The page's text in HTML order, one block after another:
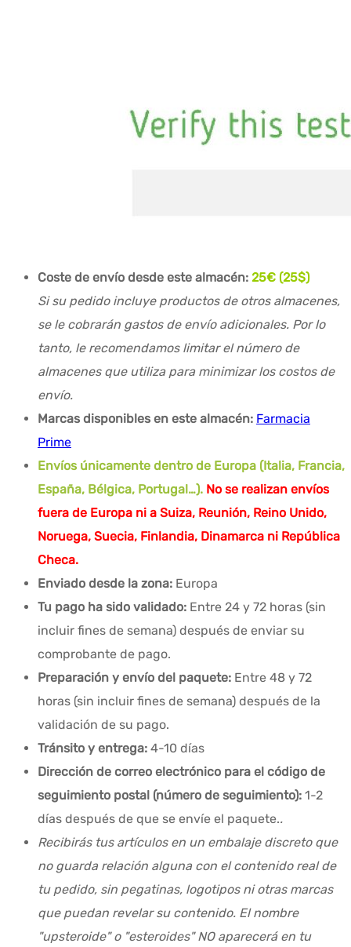
Coste de envío desde este almacén: 25€ (25$)
Si su pedido incluye productos de otros almacenes,
se le cobrarán gastos de envío adicionales. Por lo
tanto, le recomendamos limitar el número de
almacenes que utiliza para minimizar los costos de
envío.
Marcas disponibles en este almacén: Farmacia
Prime
Envíos únicamente dentro de Europa (Italia, Francia,
España, Bélgica, Portugal…). No se realizan envíos
fuera de Europa ni a Suiza, Reunión, Reino Unido,
Noruega, Suecia, Finlandia, Dinamarca ni República
Checa.
Enviado desde la zona: Europa
Tu pago ha sido validado: Entre 24 y 72 horas (sin
incluir fines de semana) después de enviar su
comprobante de pago.
Preparación y envío del paquete: Entre 48 y 72
horas (sin incluir fines de semana) después de la
validación de su pago.
Tránsito y entrega: 4-10 días
Dirección de correo electrónico para el código de
seguimiento postal (número de seguimiento): 1-2
días después de que se envíe el paquete..
Recibirás tus artículos en un embalaje discreto que
no guarda relación alguna con el contenido real de
tu pedido, sin pegatinas, logotipos ni otras marcas
que puedan revelar su contenido. El nombre
"upsteroide" o "esteroides" NO aparecerá en tu